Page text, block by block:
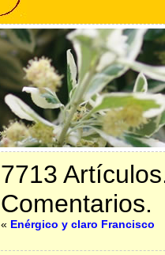
7713
Comentarios.
« Enérgico y claro Francisco